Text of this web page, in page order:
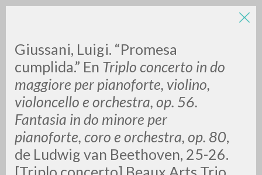
Giussani, Luigi. “Promesa
cumplida.” En Triplo concerto in do
maggiore per pianoforte, violino,
violoncello e orchestra, op. 56.
Fantasia in do minore per
pianoforte, coro e orchestra, op. 80,
de Ludwig van Beethoven, 25-26.
[Triplo concerto] Beaux Arts Trio.
LUIGI
GIUSSANI
scritti